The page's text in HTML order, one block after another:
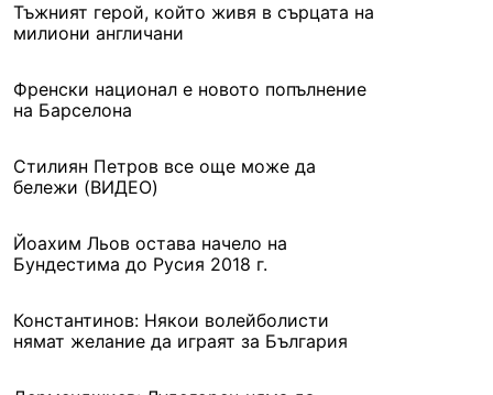
Тъжният герой, който живя в сърцата на
милиони англичани
Френски национал е новото попълнение
на Барселона
Стилиян Петров все още може да
бележи (ВИДЕО)
Йоахим Льов остава начело на
Бундестима до Русия 2018 г.
Константинов: Някои волейболисти
нямат желание да играят за България